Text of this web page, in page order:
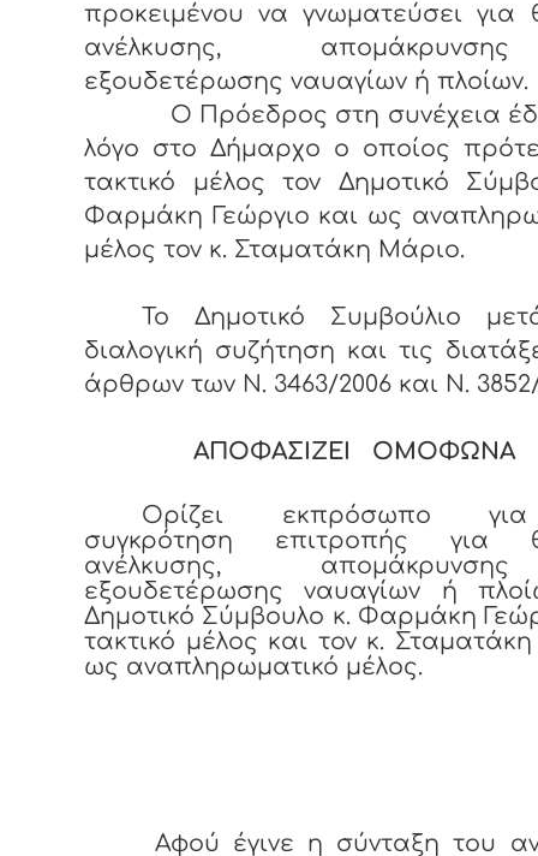
προκειμένου να γνωματεύσει για
ανέλκυσης,
εξουδετέρωσης ναυαγίων ή πλοίων.
Ο Πρόεδρος στη συνέχεια
λόγο στο Δήμαρχο ο οποίος
τακτικό μέλος τον Δημοτικό
Φαρμάκη Γεώργιο και ως
μέλος τον κ. Σταματάκη Μάριο.
Το Δημοτικό Συμβούλιο
διαλογική συζήτηση και τις
άρθρων των Ν. 3463/2006 και Ν. 3852/
ΑΠΟΦΑΣΙΖΕΙ ΟΜΟΦΩΝΑ
Ορίζει εκπρόσωπο
συγκρότηση επιτροπής για
ανέλκυσης,
εξουδετέρωσης ναυαγίων ή
Δημοτικό Σύμβουλο κ. Φαρμάκη
τακτικό μέλος και τον κ.
ως αναπληρωματικό μέλος.
Αφού έγινε η σύνταξη του